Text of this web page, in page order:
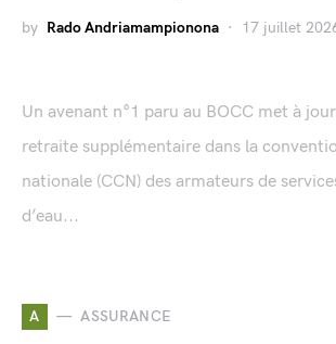
by Rado Andriamampionona 17 juillet
Un avenant n°1 paru au BOCC met à
retraite supplémentaire dans la
nationale (CCN) des armateurs de
d’eau...
A ASSURANCE